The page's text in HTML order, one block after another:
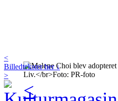
<
<
Billedtekster her ↓
>